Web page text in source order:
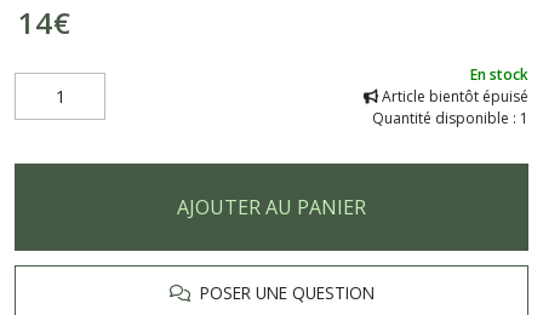
14€
En stock
Article bientôt épuisé
Quantité disponible : 1
AJOUTER AU PANIER
POSER UNE QUESTION